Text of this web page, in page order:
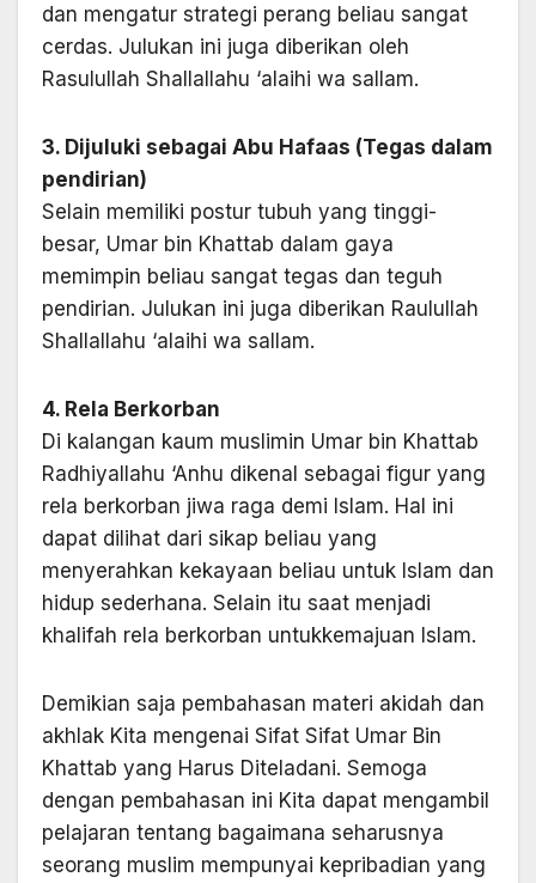
dan mengatur strategi perang beliau sangat
cerdas. Julukan ini juga diberikan oleh
Rasulullah Shallallahu ‘alaihi wa sallam.
3. Dijuluki sebagai Abu Hafaas (Tegas dalam
pendirian)
Selain memiliki postur tubuh yang tinggi-
besar, Umar bin Khattab dalam gaya
memimpin beliau sangat tegas dan teguh
pendirian. Julukan ini juga diberikan Raulullah
Shallallahu ‘alaihi wa sallam.
4. Rela Berkorban
Di kalangan kaum muslimin Umar bin Khattab
Radhiyallahu ‘Anhu dikenal sebagai figur yang
rela berkorban jiwa raga demi Islam. Hal ini
dapat dilihat dari sikap beliau yang
menyerahkan kekayaan beliau untuk Islam dan
hidup sederhana. Selain itu saat menjadi
khalifah rela berkorban untukkemajuan Islam.
Demikian saja pembahasan materi akidah dan
akhlak Kita mengenai Sifat Sifat Umar Bin
Khattab yang Harus Diteladani. Semoga
dengan pembahasan ini Kita dapat mengambil
pelajaran tentang bagaimana seharusnya
seorang muslim mempunyai kepribadian yang